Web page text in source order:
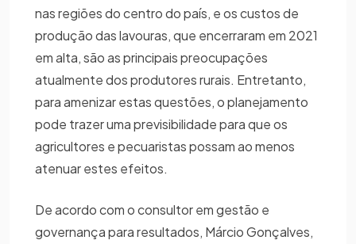
nas regiões do centro do país, e os custos de
produção das lavouras, que encerraram em 2021
em alta, são as principais preocupações
atualmente dos produtores rurais. Entretanto,
para amenizar estas questões, o planejamento
pode trazer uma previsibilidade para que os
agricultores e pecuaristas possam ao menos
atenuar estes efeitos.
De acordo com o consultor em gestão e
governança para resultados, Márcio Gonçalves,